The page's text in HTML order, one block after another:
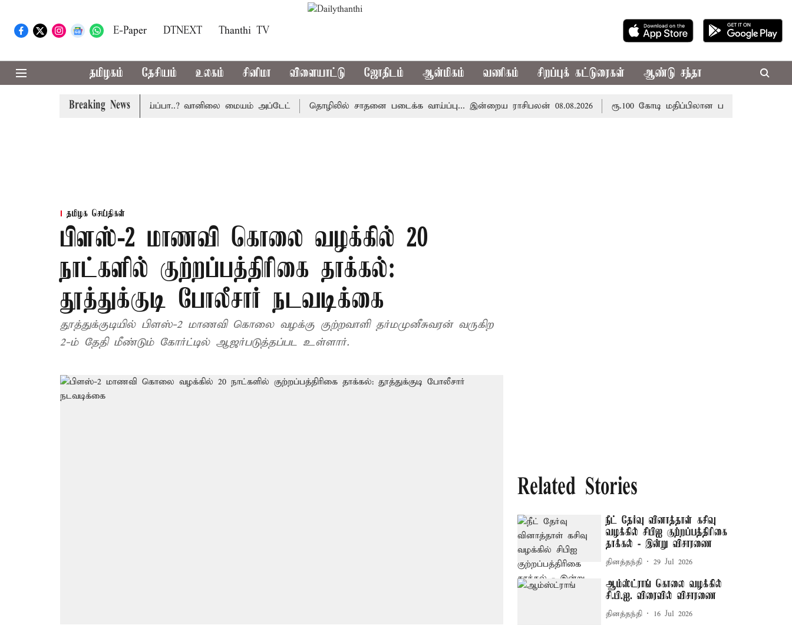
E-Paper DTNEXT Thanthi TV
தமிழகம் தேசியம் உலகம் சினிமா விளையாட்டு ஜோதிடம் ஆன்மிகம் வணிகம் சிறப்புக் கட்டுரைகள் ஆண்டு சந்தா
Breaking News
இன்று மழைக்கு வாய்ப்பா..? வானிலை மையம் அப்டேட் தொழிலில் சாதனை படைக்க வாய்ப்பு... இன்றைய ராசிபலன் 08.08.2026 ரூ.100 கோடி மதிப்பிலான பழனி கோவில் நில
தமிழக செய்திகள்
பிளஸ்-2 மாணவி கொலை வழக்கில் 20
நாட்களில் குற்றப்பத்திரிகை தாக்கல்:
தூத்துக்குடி போலீசார் நடவடிக்கை
தூத்துக்குடியில் பிளஸ்-2 மாணவி கொலை வழக்கு குற்றவாளி தர்மமுனீசுவரன் வருகிற
2-ம் தேதி மீண்டும் கோர்ட்டில் ஆஜர்படுத்தப்பட உள்ளார்.
Related Stories
நீட் தேர்வு வினாத்தாள் கசிவு
வழக்கில் சிபிஐ குற்றப்பத்திரிகை
தாக்கல் - இன்று விசாரணை
தினத்தந்தி 29 Jul 2026
ஆம்ஸ்ட்ராங் கொலை வழக்கில்
சி.பி.ஐ. விரைவில் விசாரணை
தினத்தந்தி 16 Jul 2026